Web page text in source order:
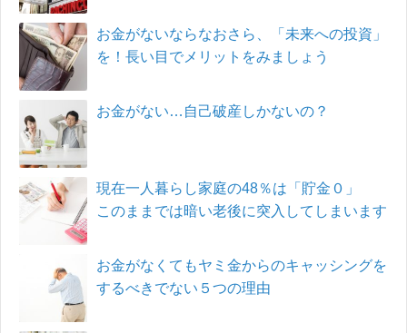
お金がないならなおさら、「未来への投資」
を！長い目でメリットをみましょう
お金がない…自己破産しかないの？
現在一人暮らし家庭の48％は「貯金０」
このままでは暗い老後に突入してしまいます
お金がなくてもヤミ金からのキャッシングを
するべきでない５つの理由